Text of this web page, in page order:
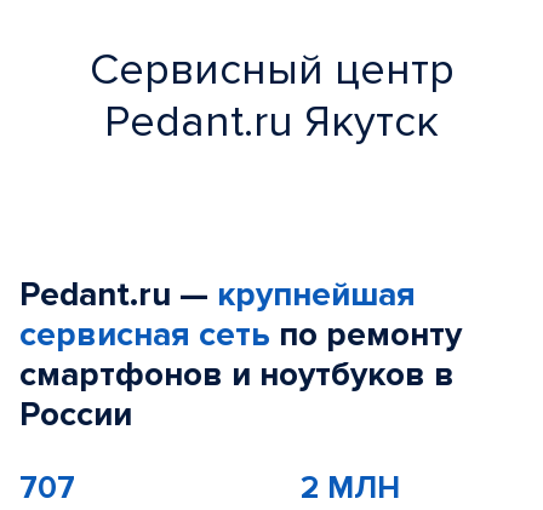
Сервисный центр
Pedant.ru Якутск
Pedant.ru — крупнейшая
сервисная сеть по ремонту
смартфонов и ноутбуков в
России
707 2 МЛН